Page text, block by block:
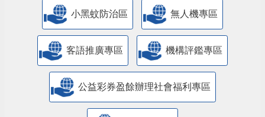
小黑蚊防治區 無人機專區
客語推廣專區 機構評鑑專區
公益彩券盈餘辦理社會福利專區